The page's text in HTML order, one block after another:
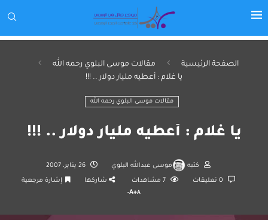
الصفحة الرئيسية
مقالات موسى البلوي رحمه الله
يا غلام : أعطيه مليار دولار .. !!!
مقالات موسى البلوي رحمه الله
يا غلام : أعطيه مليار دولار .. !!!
كتبه موسى عبدالله البلوي 26 يناير، 2007
7 مشاهدات شاركها
إشارة مرجعية
A+A-